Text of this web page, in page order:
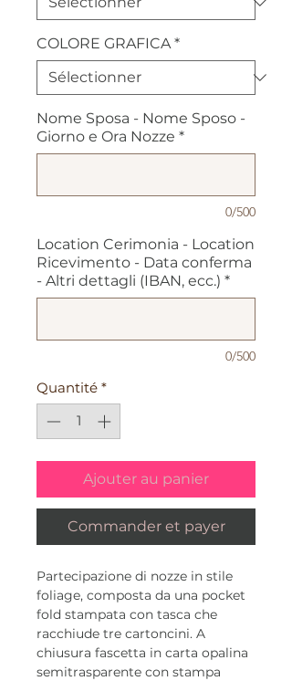
COLORE GRAFICA *
Nome Sposa - Nome Sposo -
Giorno e Ora Nozze *
0/500
Location Cerimonia - Location
Ricevimento - Data conferma
- Altri dettagli (IBAN, ecc.) *
0/500
Quantité *
Ajouter au panier
Commander et payer
Partecipazione di nozze in stile
foliage, composta da una pocket
fold stampata con tasca che
racchiude tre cartoncini. A
chiusura fascetta in carta opalina
semitrasparente con stampa